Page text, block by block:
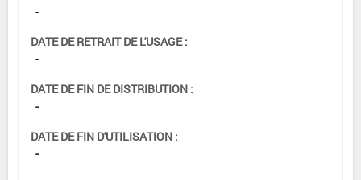
-
DATE DE RETRAIT DE L'USAGE :
-
DATE DE FIN DE DISTRIBUTION :
-
DATE DE FIN D'UTILISATION :
-